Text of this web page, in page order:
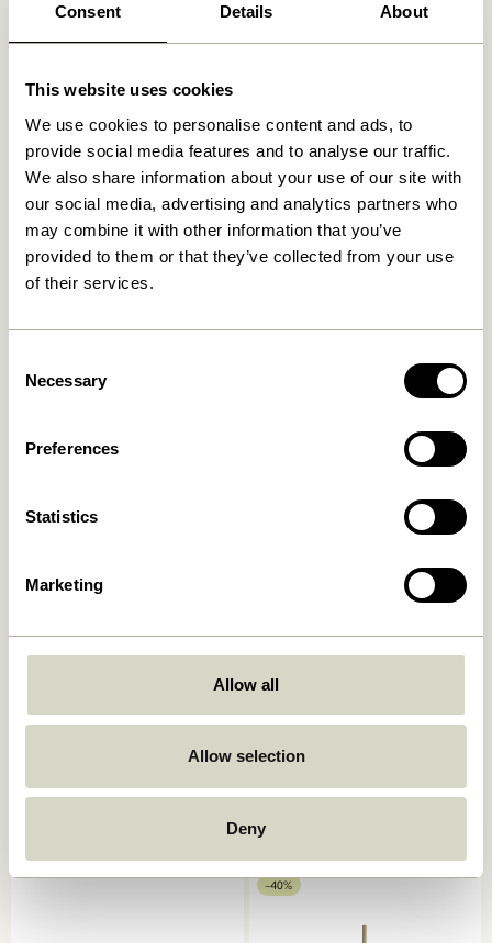
Consent Details About
This website uses cookies
We use cookies to personalise content and ads, to
provide social media features and to analyse our traffic.
We also share information about your use of our site with
our social media, advertising and analytics partners who
may combine it with other information that you’ve
provided to them or that they’ve collected from your use
of their services.
Selection
Necessary
Preferences
Statistics
Marketing
Allow all
Allow selection
Deny
Fri fragt over
Relaterede varer
469,00kr.
149,00kr.
Amare Dyb Tallerken Brun
149,00kr.104,30kr.
-40%